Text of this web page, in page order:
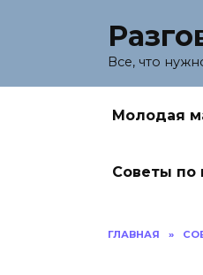
Все, что
Молодая
Советы по
ГЛАВНАЯ »